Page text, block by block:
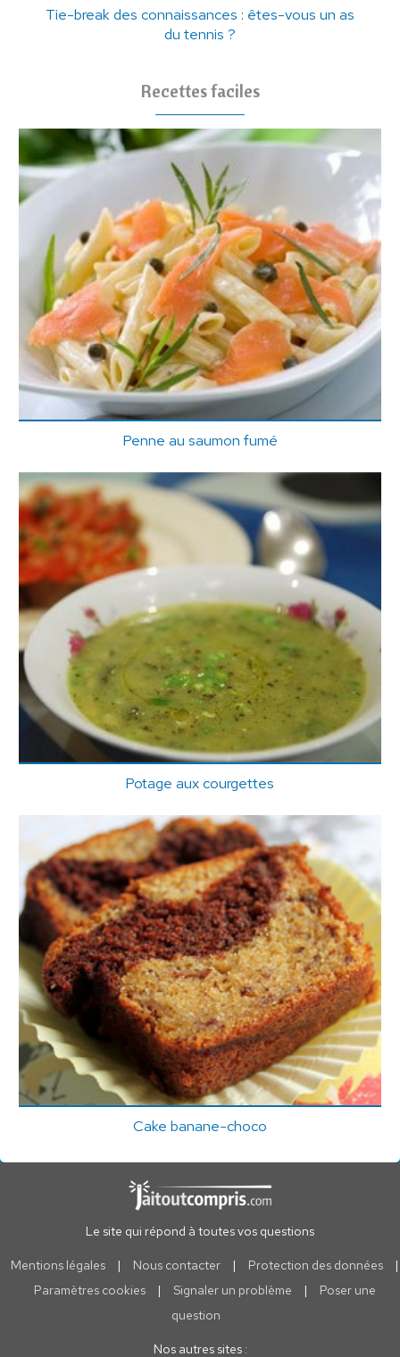
Tie-break des connaissances : êtes-vous un as
du tennis ?
Recettes faciles
Penne au saumon fumé
Potage aux courgettes
Cake banane-choco
Le site qui répond à toutes vos questions
Mentions légales | Nous contacter | Protection des données
|
Paramètres cookies
| Signaler un problème |
Poser une
question
Nos autres sites :